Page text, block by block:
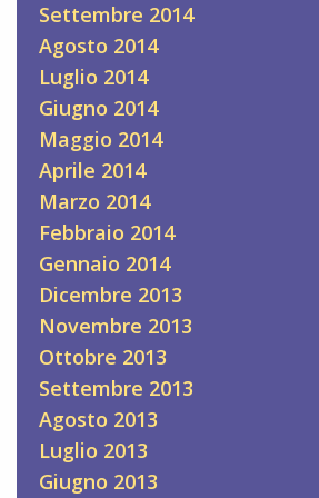
Settembre 2014
Agosto 2014
Luglio 2014
Giugno 2014
Maggio 2014
Aprile 2014
Marzo 2014
Febbraio 2014
Gennaio 2014
Dicembre 2013
Novembre 2013
Ottobre 2013
Settembre 2013
Agosto 2013
Luglio 2013
Giugno 2013